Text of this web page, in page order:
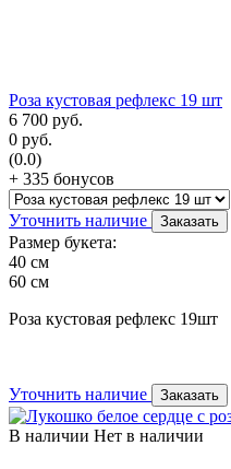
Роза кустовая рефлекс 19 шт
6 700 руб.
0 руб.
(0.0)
+ 335 бонусов
Уточнить наличие Заказать
Размер букета:
40 см
60 см
Роза кустовая рефлекс 19шт
Уточнить наличие Заказать
В наличии Нет в наличии